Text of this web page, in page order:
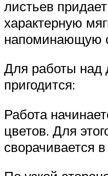
листьев
характерную
напоминающую
Для работы над
пригодится:
Работа
цветов. Для
сворачивается в